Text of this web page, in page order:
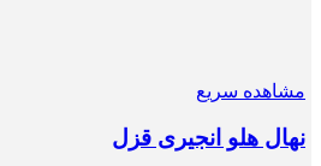
مشاهده سریع
نهال هلو انجیری قزل